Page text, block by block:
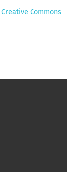
Creative Commons